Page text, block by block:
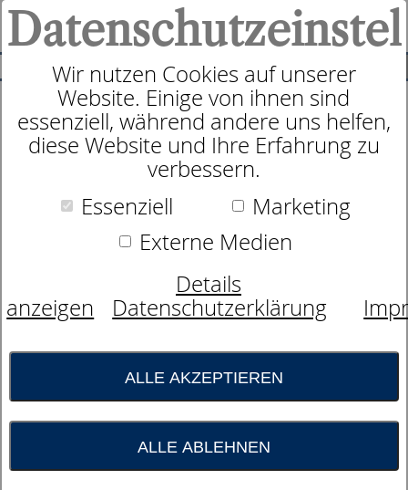
SUCHE
0
Nackenstützkissen
dormabell Cervical NB 3
Bild wird
geladen...
Wir nutzen Cookies auf unserer
Website. Einige von ihnen sind
essenziell, während andere uns helfen,
diese Website und Ihre Erfahrung zu
verbessern.
Essenziell
Marketing
Externe Medien
Details
anzeigen
Datenschutzerklärung
ALLE AKZEPTIEREN
ALLE ABLEHNEN